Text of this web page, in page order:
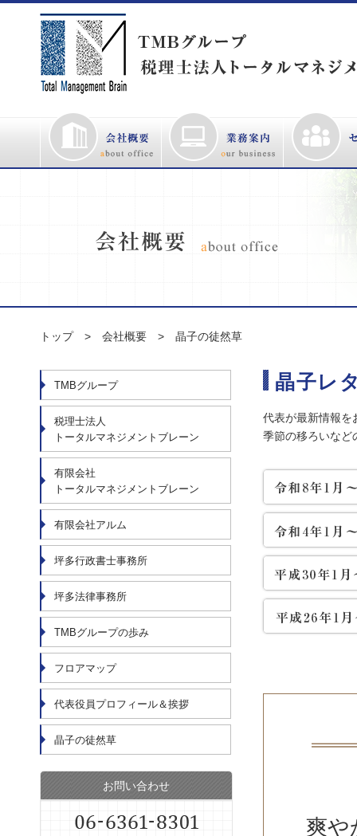
トップ 会社概要 晶子の徒然草
TMBグループ
税理士法人
トータルマネジメントブレーン
有限会社
トータルマネジメントブレーン
有限会社アルム
坪多行政書士事務所
坪多法律事務所
TMBグループの歩み
フロアマップ
代表役員プロフィール＆挨拶
晶子の徒然草
お問い合わせ
晶子レ
代表が最新情報を
季節の移ろいなど
爽や